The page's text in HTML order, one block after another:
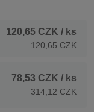
120,65 CZK / ks
120,65 CZK
78,53 CZK / ks
314,12 CZK